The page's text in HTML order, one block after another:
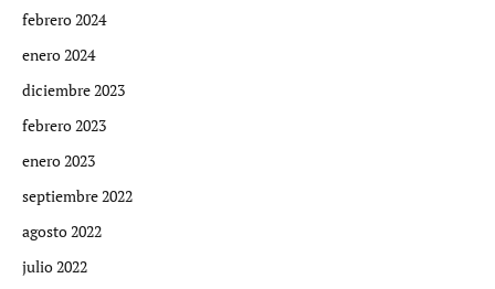
febrero 2024
enero 2024
diciembre 2023
febrero 2023
enero 2023
septiembre 2022
agosto 2022
julio 2022